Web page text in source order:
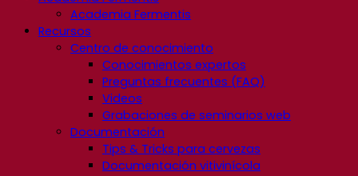
Academia Fermentis
Recursos
Centro de conocimiento
Conocimientos expertos
Preguntas frecuentes (FAQ)
Videos
Grabaciones de seminarios web
Documentación
Tips & Tricks para cervezas
Documentación vitivinícola